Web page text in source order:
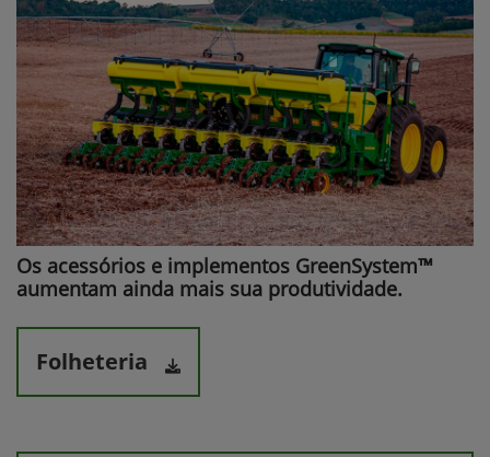
Os acessórios e implementos GreenSystem™
aumentam ainda mais sua produtividade.​
Folheteria